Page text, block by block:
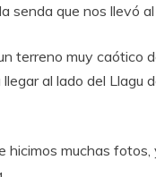
senda que nos llevó
terreno muy caótico
al lado del Llagu
hicimos muchas